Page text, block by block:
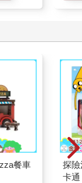
賀禮是從現在起
道：「為什麼妳
眼睛。「如果妳
沉。「安靜，
止情況變得更
會把妳像動物一
有說話的力氣，
餐車
探
卡通